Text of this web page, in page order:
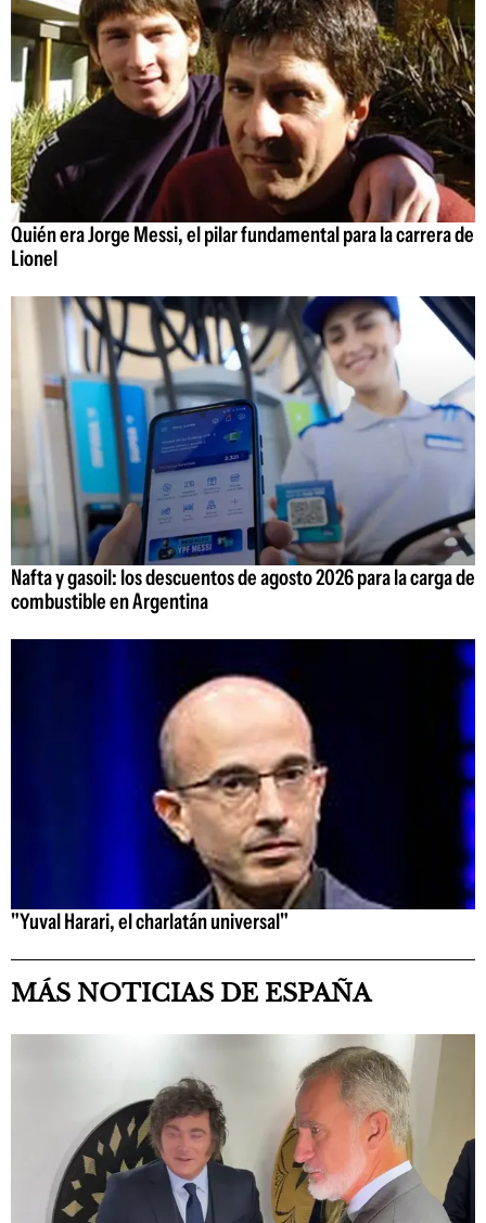
Quién era Jorge Messi, el pilar fundamental para la carrera de
Lionel
Nafta y gasoil: los descuentos de agosto 2026 para la carga de
combustible en Argentina
"Yuval Harari, el charlatán universal"
MÁS NOTICIAS DE ESPAÑA